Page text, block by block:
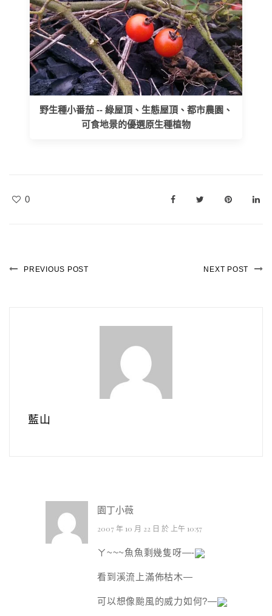
野生種小番茄 -- 綠屋頂、生態屋頂、都市農園、
可食地景的優選原生種植物
0
PREVIOUS POST NEXT POST
藍山
園丁小薇
2007 年 10 月 22 日 於 上午 10:57
ㄚ~~~魚魚剩幾隻呀—-
看到溪流上滿佈枯木—
可以想像颱風的威力如何?—